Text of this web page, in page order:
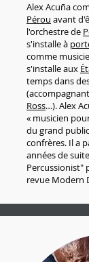
Alex Acuña
Pérou avant
l'orchestre de
s'installe à
comme
s'installe aux
temps dans
(accompagnant
Ross…). Alex
« musicien
du grand
confrères. Il a
années de
Percussionist"
revue Modern